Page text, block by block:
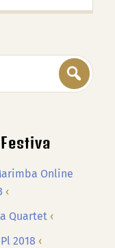
Online
Quartet
2018